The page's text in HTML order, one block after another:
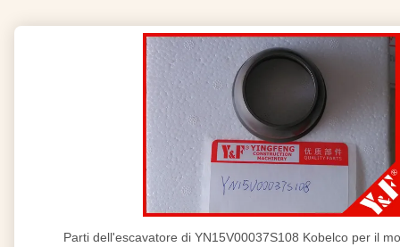
Parti dell'escavatore di YN15V00037S108 Kobelco per il